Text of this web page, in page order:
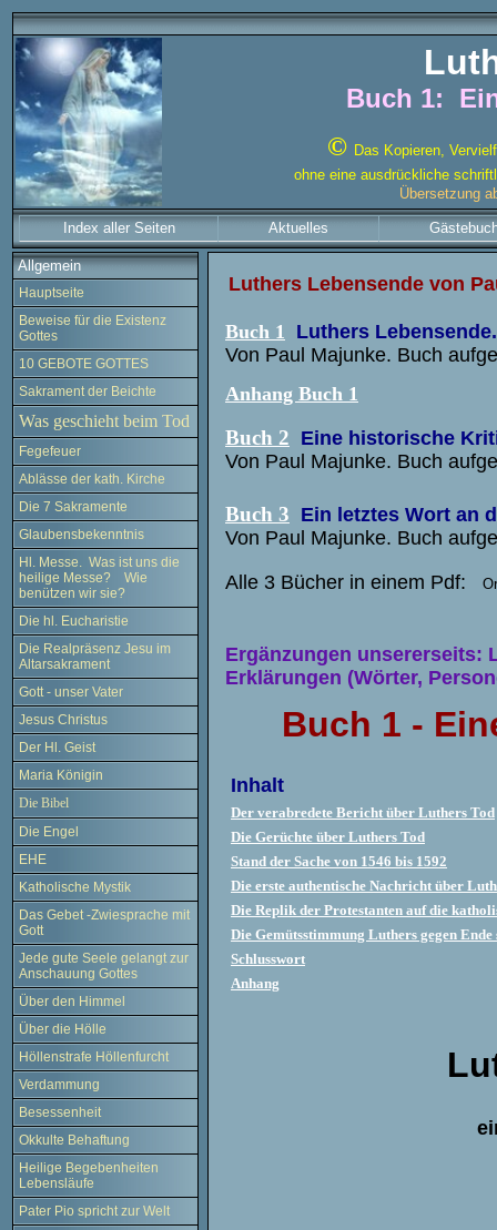
Buch 1:
© Das Kopieren,
ohne eine ausdrückliche
Übersetzung
Index aller Seiten Aktuelles
Allgemein
Hauptseite
Beweise für die Existenz
Gottes
10 GEBOTE GOTTES
Sakrament der Beichte
Was geschieht beim Tod
Fegefeuer
Ablässe der kath. Kirche
Die 7 Sakramente
Glaubensbekenntnis
Hl. Messe. Was ist uns die
heilige Messe? Wie
benützen wir sie?
Die hl. Eucharistie
Die Realpräsenz Jesu im
Altarsakrament
Gott - unser Vater
Jesus Christus
Der Hl. Geist
Maria Königin
Die Bibel
Die Engel
EHE
Katholische Mystik
Das Gebet -Zwiesprache mit
Gott
Jede gute Seele gelangt zur
Anschauung Gottes
Über den Himmel
Über die Hölle
Höllenstrafe Höllenfurcht
Verdammung
Besessenheit
Okkulte Behaftung
Heilige Begebenheiten
Lebensläufe
Pater Pio spricht zur Welt
Luthers Lebensende von
Buch 1 Luthers
Von Paul Majunke. Buch
Anhang Buch 1
Buch 2 Eine historische
Von Paul Majunke. Buch
Buch 3 Ein letztes Wort an
Von Paul Majunke. Buch
Alle 3 Bücher in einem Pdf:
Ergänzungen unsererseits:
Erklärungen (Wörter,
Buch 1 -
Inhalt
Der verabredete Bericht über Luthers Tod
Die Gerüchte über Luthers Tod
Stand der Sache von 1546 bis 1592
Die erste authentische Nachricht über
Die Replik der Protestanten auf die
Die Gemütsstimmung Luthers gegen Ende
Schlusswort
Anhang